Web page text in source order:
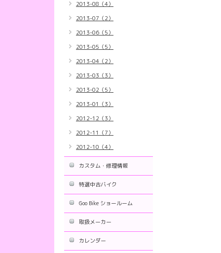
2013-08（4）
2013-07（2）
2013-06（5）
2013-05（5）
2013-04（2）
2013-03（3）
2013-02（5）
2013-01（3）
2012-12（3）
2012-11（7）
2012-10（4）
カスタム・修理情報
特選中古バイク
Goo Bike ショールーム
取扱メーカー
カレンダー